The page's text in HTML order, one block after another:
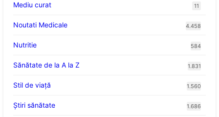
Mediu curat 11
Noutati Medicale 4.458
Nutritie 584
Sănătate de la A la Z 1.831
Stil de viaţă 1.560
Ştiri sănătate 1.686